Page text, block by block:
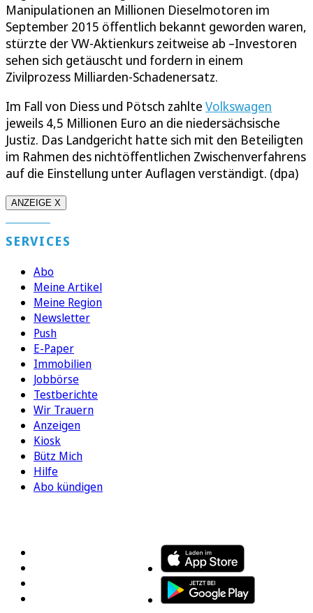
Manipulationen an Millionen Dieselmotoren im
September 2015 öffentlich bekannt geworden waren,
stürzte der VW-Aktienkurs zeitweise ab –Investoren
sehen sich getäuscht und fordern in einem
Zivilprozess Milliarden-Schadenersatz.
Im Fall von Diess und Pötsch zahlte Volkswagen
jeweils 4,5 Millionen Euro an die niedersächsische
Justiz. Das Landgericht hatte sich mit den Beteiligten
im Rahmen des nichtöffentlichen Zwischenverfahrens
auf die Einstellung unter Auflagen verständigt. (dpa)
ANZEIGE X
SERVICES
Abo
Meine Artikel
Meine Region
Newsletter
Push
E-Paper
Immobilien
Jobbörse
Testberichte
Wir Trauern
Anzeigen
Kiosk
Bütz Mich
Hilfe
Abo kündigen